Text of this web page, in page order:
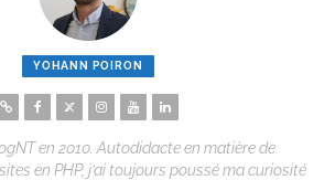
YOHANN POIRON
en 2010. Autodidacte en matière de
en PHP, j’ai toujours poussé ma curiosité